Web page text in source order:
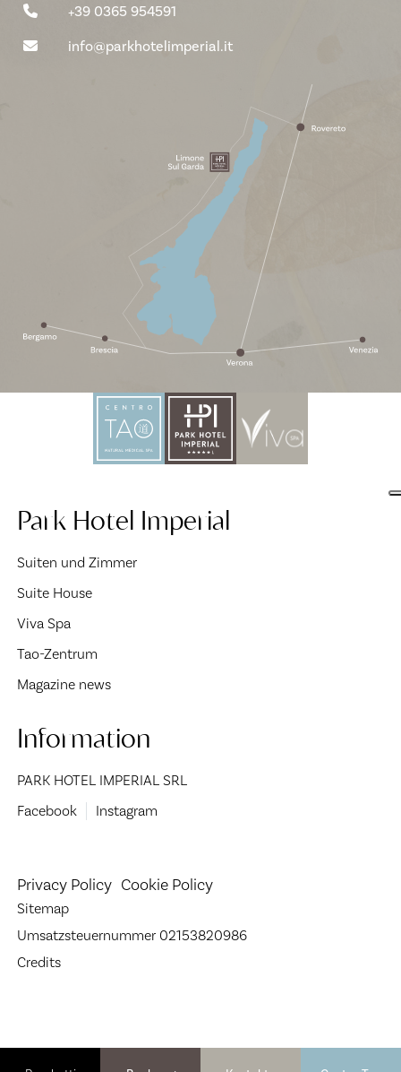
+39 0365 954591
info@parkhotelimperial.it
Park Hotel Imperial
Suiten und Zimmer
Suite House
Viva Spa
Tao-Zentrum
Magazine news
Information
PARK HOTEL IMPERIAL SRL
Facebook
Instagram
Privacy Policy Cookie Policy
Sitemap
Umsatzsteuernummer 02153820986
Credits